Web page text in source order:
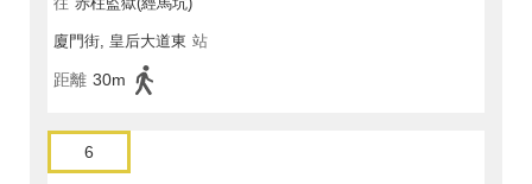
廈門街, 皇后大道東 站
距離 30m
6